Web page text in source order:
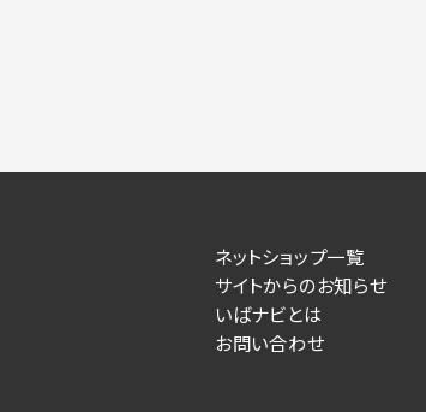
ネットショップ一覧
サイトからのお知らせ
いばナビとは
お問い合わせ